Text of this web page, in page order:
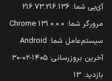
آی‌پی شما: 216.73.216.136
مرورگر شما: 131.0.0.0 Chrome
سیستم‌عامل شما: Android
آخرین بروزرسانی: ۱۴۰۵-۰۲-۳۰
بازدید: 13